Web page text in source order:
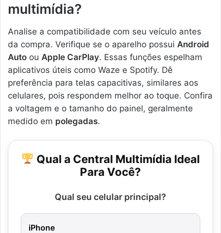
multimídia?
Analise a compatibilidade com seu veículo antes
da compra. Verifique se o aparelho possui Android
Auto ou Apple CarPlay. Essas funções espelham
aplicativos úteis como Waze e Spotify. Dê
preferência para telas capacitivas, similares aos
celulares, pois respondem melhor ao toque. Confira
a voltagem e o tamanho do painel, geralmente
medido em polegadas.
Qual a Central Multimídia Ideal
Para Você?
Qual seu celular principal?
iPhone